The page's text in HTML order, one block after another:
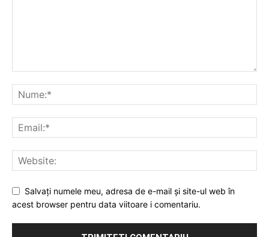
Salvați numele meu, adresa de e-mail și site-ul web în
acest browser pentru data viitoare i comentariu.